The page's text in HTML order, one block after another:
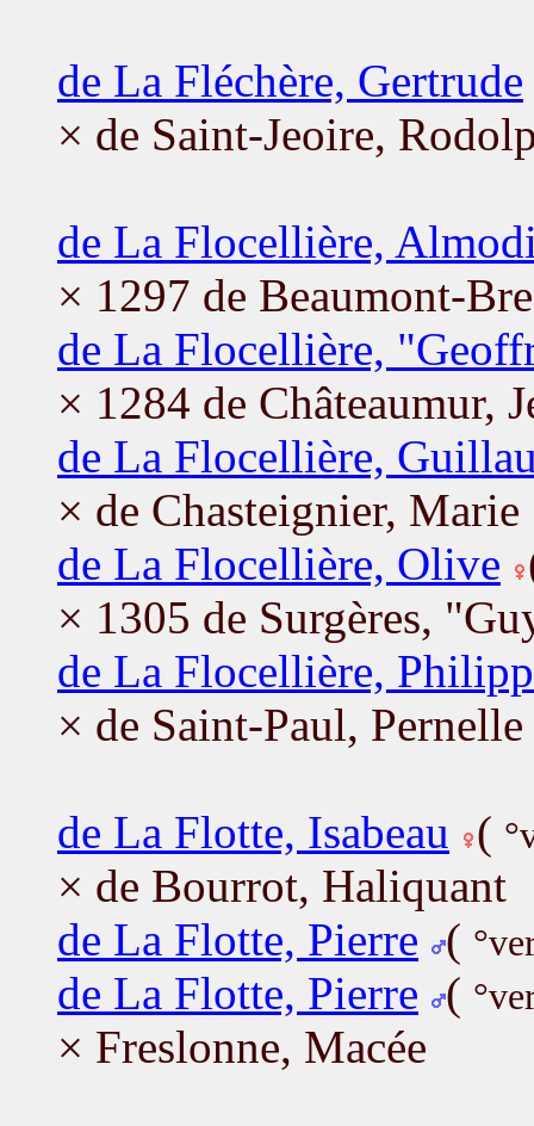
de La Fléchère, Gertrude
× de Saint-Jeoire,
de La Flocellière,
× 1297 de Beaumont-
de La Flocellière,
× 1284 de Châteaumur,
de La Flocellière,
× de Chasteignier, Marie
de La Flocellière, Olive
× 1305 de Surgères,
de La Flocellière,
× de Saint-Paul, Pernelle
de La Flotte, Isabeau (
× de Bourrot, Haliquant
de La Flotte, Pierre (
de La Flotte, Pierre (
× Freslonne, Macée